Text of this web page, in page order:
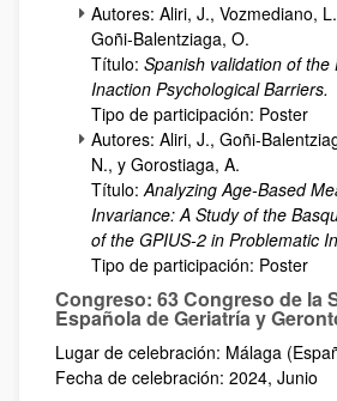
Autores: Aliri, J., Vozmediano,
Goñi-Balentziaga, O.
Título: Spanish validation of the
Inaction Psychological Barriers.
Tipo de participación: Poster
Autores: Aliri, J., Goñi-
N., y Gorostiaga, A.
Título:Analyzing Age-Based
Invariance: A Study of the
of the GPIUS-2 in Problematic
Tipo de participación: Poster
Congreso: 63 Congreso de la
Española de Geriatría y
Lugar de celebración: Málaga
Fecha de celebración: 2024, Junio